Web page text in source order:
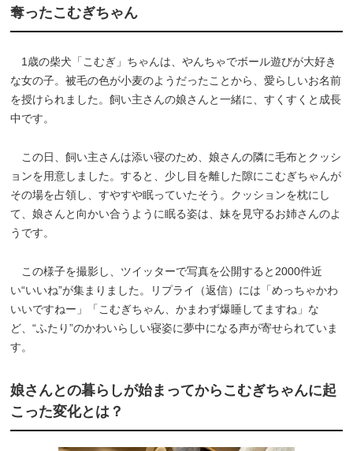
奪ったこむぎちゃん
1歳の柴犬「こむぎ」ちゃんは、やんちゃでボール遊びが大好き
な女の子。被毛の色が小麦のようだったことから、愛らしいお名前
を授けられました。飼い主さんの娘さんと一緒に、すくすくと成長
中です。
この日、飼い主さんは添い寝のため、娘さんの隣に毛布とクッシ
ョンを用意しました。すると、少し目を離した隙にこむぎちゃんが
その場を占領し、すやすや眠っていたそう。クッションを枕にし
て、娘さんと向かい合うように眠る姿は、妹を見守るお姉さんのよ
うです。
この様子を撮影し、ツイッターで写真を公開すると2000件近
い“いいね”が集まりました。リプライ（返信）には「めっちゃかわ
いいですねー」「こむぎちゃん、かまわず爆睡してますね」な
ど、“ふたり”のかわいらしい寝姿に夢中になる声が寄せられていま
す。
娘さんとの暮らしが始まってからこむぎちゃんに起
こった変化とは？